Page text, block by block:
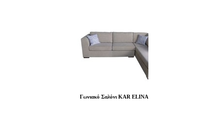
Γωνιακό Σαλόνι KAR ELINA